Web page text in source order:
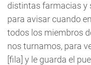
distintas farmacias y
para avisar cuando
todos los miembros
nos turnamos, para
[fila] y le guarda el